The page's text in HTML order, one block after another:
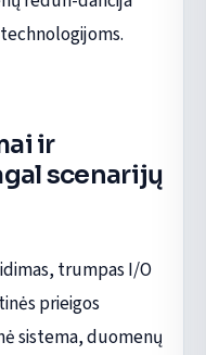
ir
scenarijų
trumpas I/O
prieigos
sistema, duomenų